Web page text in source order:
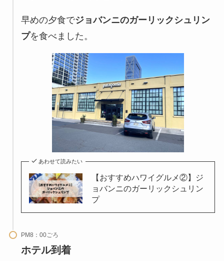
早めの夕食でジョバンニのガーリックシュリン
プを食べました。
あわせて読みたい
【おすすめハワイグルメ②】ジ
ョバンニのガーリックシュリン
プ
PM8：00ごろ
ホテル到着